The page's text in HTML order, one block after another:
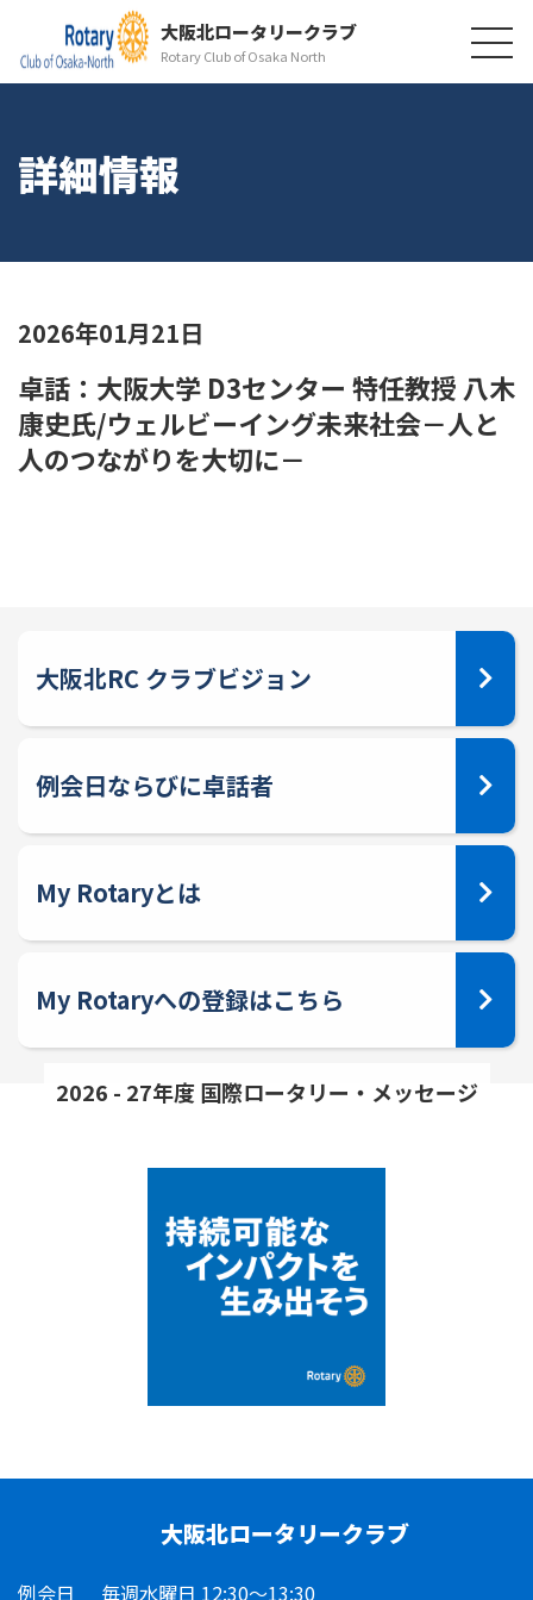
大阪北ロータリークラブ
Rotary Club of Osaka North
詳細情報
2026年01月21日
卓話：大阪大学 D3センター 特任教授 八木
康史氏/ウェルビーイング未来社会－人と
人のつながりを大切に－
大阪北RC クラブビジョン
例会日ならびに卓話者
My Rotaryとは
My Rotaryへの登録はこちら
2026 - 27年度 国際ロータリー・メッセージ
大阪北ロータリークラブ
例会日 毎週水曜日 12:30～13:30